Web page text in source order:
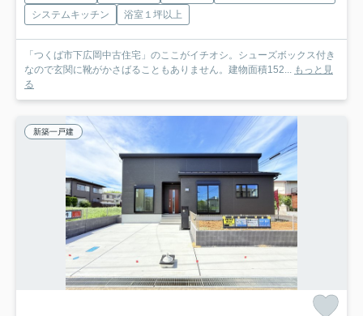
システムキッチン
浴室１坪以上
「つくば市下広岡中古住宅」のここがイチオシ。シューズボックス付き
なので玄関に靴がかさばることもありません。建物面積152...
もっと見
る
新築一戸建